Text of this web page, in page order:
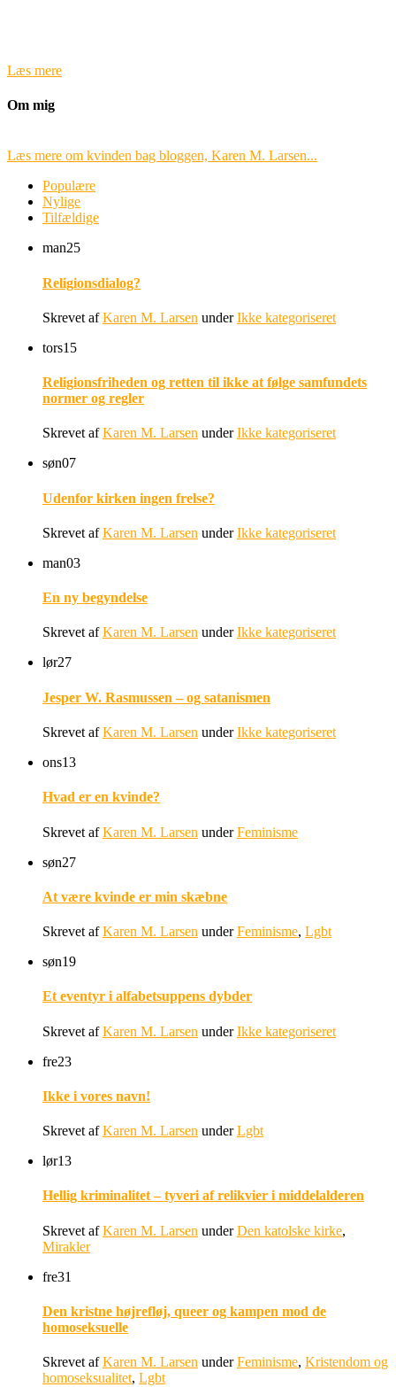
Læs mere
Om mig
Læs mere om kvinden bag bloggen, Karen M. Larsen...
Populære
Nylige
Tilfældige
man25
Religionsdialog?
Skrevet afKaren M. Larsen underIkke kategoriseret
tors15
Religionsfriheden og retten til ikke at følge samfundets
normer og regler
Skrevet afKaren M. Larsen underIkke kategoriseret
søn07
Udenfor kirken ingen frelse?
Skrevet afKaren M. Larsen underIkke kategoriseret
man03
En ny begyndelse
Skrevet afKaren M. Larsen underIkke kategoriseret
lør27
Jesper W. Rasmussen – og satanismen
Skrevet afKaren M. Larsen underIkke kategoriseret
ons13
Hvad er en kvinde?
Skrevet afKaren M. Larsen underFeminisme
søn27
At være kvinde er min skæbne
Skrevet afKaren M. Larsen underFeminisme, Lgbt
søn19
Et eventyr i alfabetsuppens dybder
Skrevet afKaren M. Larsen underIkke kategoriseret
fre23
Ikke i vores navn!
Skrevet afKaren M. Larsen underLgbt
lør13
Hellig kriminalitet – tyveri af relikvier i middelalderen
Skrevet afKaren M. Larsen underDen katolske kirke,
Mirakler
fre31
Den kristne højrefløj, queer og kampen mod de
homoseksuelle
Skrevet afKaren M. Larsen underFeminisme, Kristendom og
homoseksualitet, Lgbt